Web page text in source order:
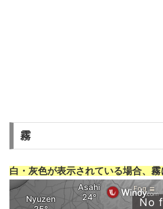
霧
白・灰色が表示されている場合、霧